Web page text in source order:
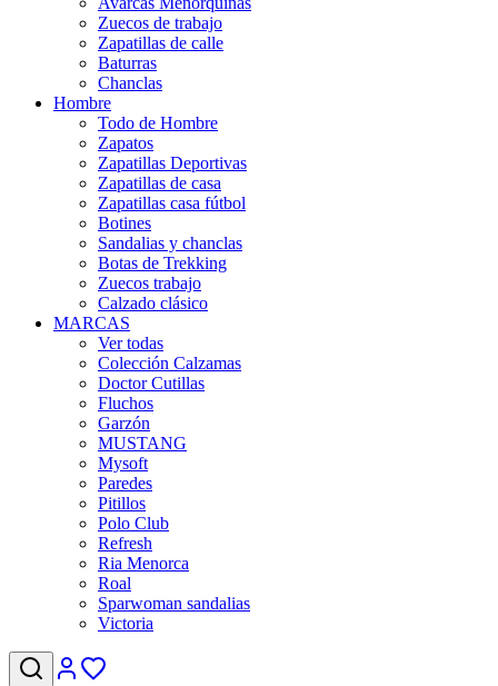
Zuecos de trabajo
Zapatillas de calle
Baturras
Chanclas
Hombre
Todo de Hombre
Zapatos
Zapatillas Deportivas
Zapatillas de casa
Zapatillas casa fútbol
Botines
Sandalias y chanclas
Botas de Trekking
Zuecos trabajo
Calzado clásico
MARCAS
Ver todas
Colección Calzamas
Doctor Cutillas
Fluchos
Garzón
MUSTANG
Mysoft
Paredes
Pitillos
Polo Club
Refresh
Ria Menorca
Roal
Sparwoman sandalias
Victoria